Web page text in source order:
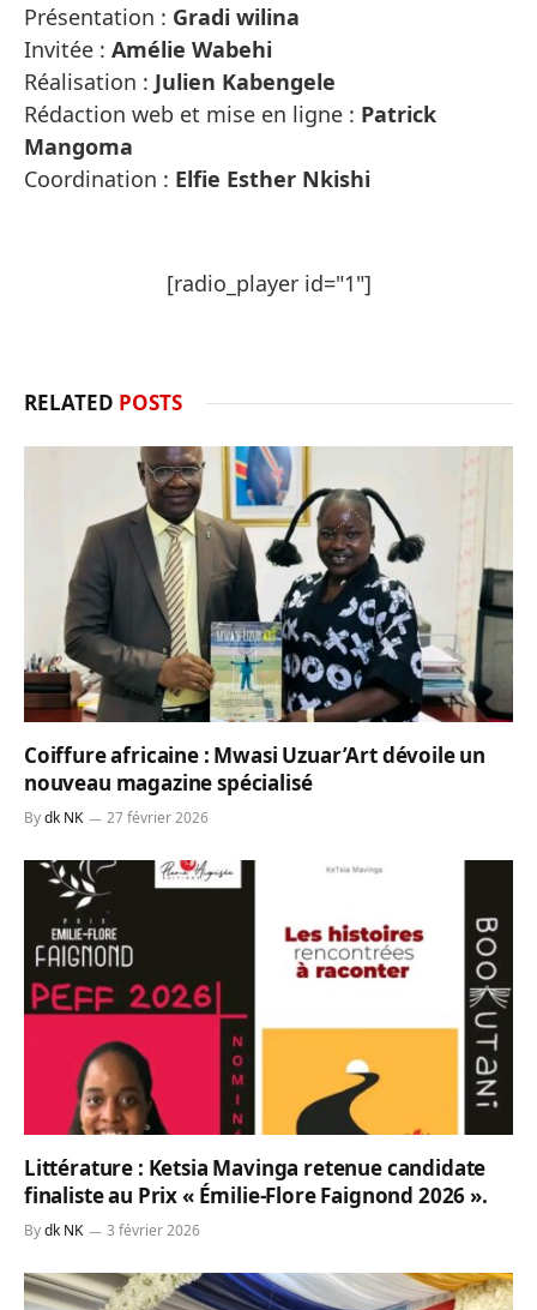
Présentation : Gradi wilina
Invitée : Amélie Wabehi
Réalisation : Julien Kabengele
Rédaction web et mise en ligne : Patrick
Mangoma
Coordination : Elfie Esther Nkishi
[radio_player id="1"]
RELATED POSTS
Coiffure africaine : Mwasi Uzuar’Art dévoile un
nouveau magazine spécialisé
Bydk NK 27 février 2026
Littérature : Ketsia Mavinga retenue candidate
finaliste au Prix « Émilie-Flore Faignond 2026 ».
Bydk NK 3 février 2026